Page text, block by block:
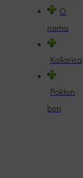
O
nama
Košarica
Poklon
bon